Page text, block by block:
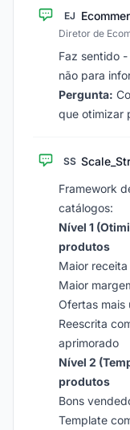
EJ
Diretor de
Faz sentido
não para
Pergunta:
que otimizar
SS
Framework
catálogos:
Nível 1
produtos
Maior receita
Maior
Ofertas mais
Reescrita
aprimorado
Nível 2
produtos
Bons
Template